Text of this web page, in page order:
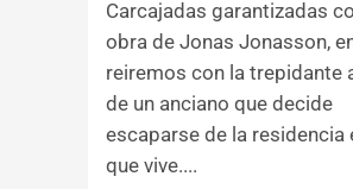
Carcajadas garantizadas
obra de Jonas Jonasson,
reiremos con la trepidante
de un anciano que decide
escaparse de la residencia
que vive....